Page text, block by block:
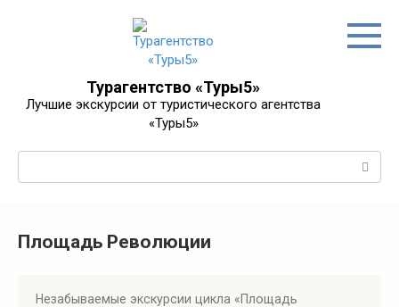
Турагентство «Туры5»
Лучшие экскурсии от туристического агентства
«Туры5»
Площадь Революции
Незабываемые экскурсии цикла «Площадь